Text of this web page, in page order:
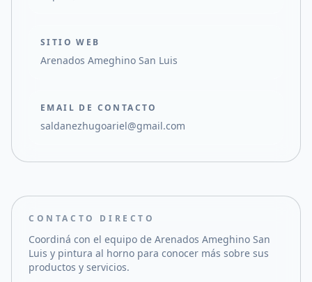
SITIO WEB
Arenados Ameghino San Luis
EMAIL DE CONTACTO
saldanezhugoariel@gmail.com
CONTACTO DIRECTO
Coordiná con el equipo de Arenados Ameghino San
Luis y pintura al horno para conocer más sobre sus
productos y servicios.